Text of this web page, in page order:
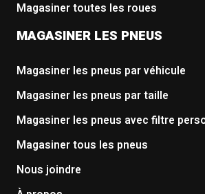
Magasiner toutes les roues
MAGASINER LES PNEUS
Magasiner les pneus par véhicule
Magasiner les pneus par taille
Magasiner les pneus avec filtre
Magasiner tous les pneus
Nous joindre